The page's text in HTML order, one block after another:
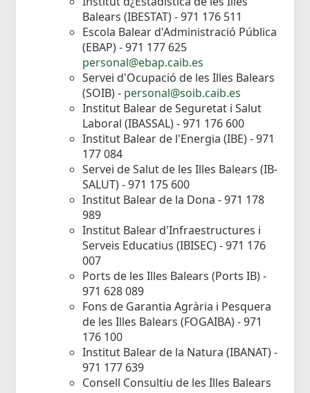
Balears (IBESTAT) - 971 176 511
Escola Balear d'Administració Pública
(EBAP) - 971 177 625
personal@ebap.caib.es
Servei d'Ocupació de les Illes Balears
(SOIB) - personal@soib.caib.es
Institut Balear de Seguretat i Salut
Laboral (IBASSAL) - 971 176 600
Institut Balear de l'Energia (IBE) - 971
177 084
Servei de Salut de les Illes Balears (IB-
SALUT) - 971 175 600
Institut Balear de la Dona - 971 178
989
Institut Balear d'Infraestructures i
Serveis Educatius (IBISEC) - 971 176
007
Ports de les Illes Balears (Ports IB) -
971 628 089
Fons de Garantia Agrària i Pesquera
de les Illes Balears (FOGAIBA) - 971
176 100
Institut Balear de la Natura (IBANAT) -
971 177 639
Consell Consultiu de les Illes Balears